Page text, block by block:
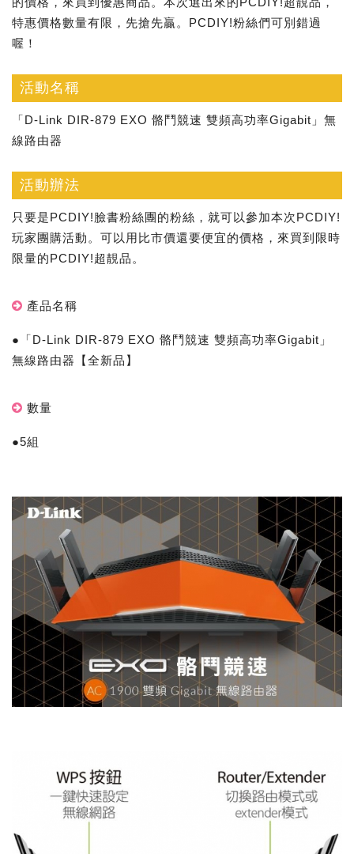
特惠價格數量有限，先搶先贏。PCDIY!粉絲們可別錯過
喔！
活動名稱
「D-Link DIR-879 EXO 骼鬥競速 雙頻高功率Gigabit」無
線路由器
活動辦法
只要是PCDIY!臉書粉絲團的粉絲，就可以參加本次PCDIY!
玩家團購活動。可以用比市價還要便宜的價格，來買到限時
限量的PCDIY!超靚品。
產品名稱
●「D-Link DIR-879 EXO 骼鬥競速 雙頻高功率Gigabit」
無線路由器【全新品】
數量
●5組